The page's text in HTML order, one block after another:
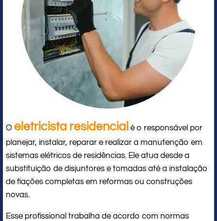
O eletricista residencial é o responsável por
planejar, instalar, reparar e realizar a manutenção em
sistemas elétricos de residências. Ele atua desde a
substituição de disjuntores e tomadas até a instalação
de fiações completas em reformas ou construções
novas.
Esse profissional trabalha de acordo com normas